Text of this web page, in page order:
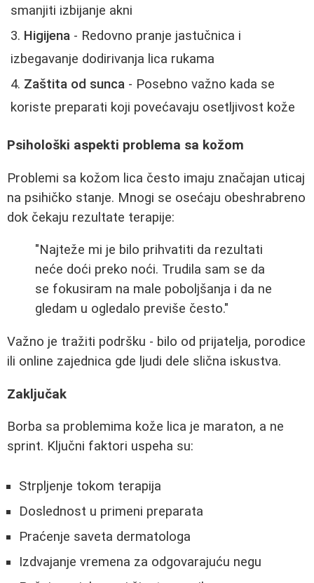
smanjiti izbijanje akni
Higijena - Redovno pranje jastučnica i
izbegavanje dodirivanja lica rukama
Zaštita od sunca - Posebno važno kada se
koriste preparati koji povećavaju osetljivost kože
Psihološki aspekti problema sa kožom
Problemi sa kožom lica često imaju značajan uticaj
na psihičko stanje. Mnogi se osećaju obeshrabreno
dok čekaju rezultate terapije:
"Najteže mi je bilo prihvatiti da rezultati
neće doći preko noći. Trudila sam se da
se fokusiram na male poboljšanja i da ne
gledam u ogledalo previše često."
Važno je tražiti podršku - bilo od prijatelja, porodice
ili online zajednica gde ljudi dele slična iskustva.
Zaključak
Borba sa problemima kože lica je maraton, a ne
sprint. Ključni faktori uspeha su:
Strpljenje tokom terapija
Doslednost u primeni preparata
Praćenje saveta dermatologa
Izdvajanje vremena za odgovarajuću negu